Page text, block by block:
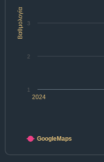
Βαθμολογία
2024
1
2
3
GoogleMaps